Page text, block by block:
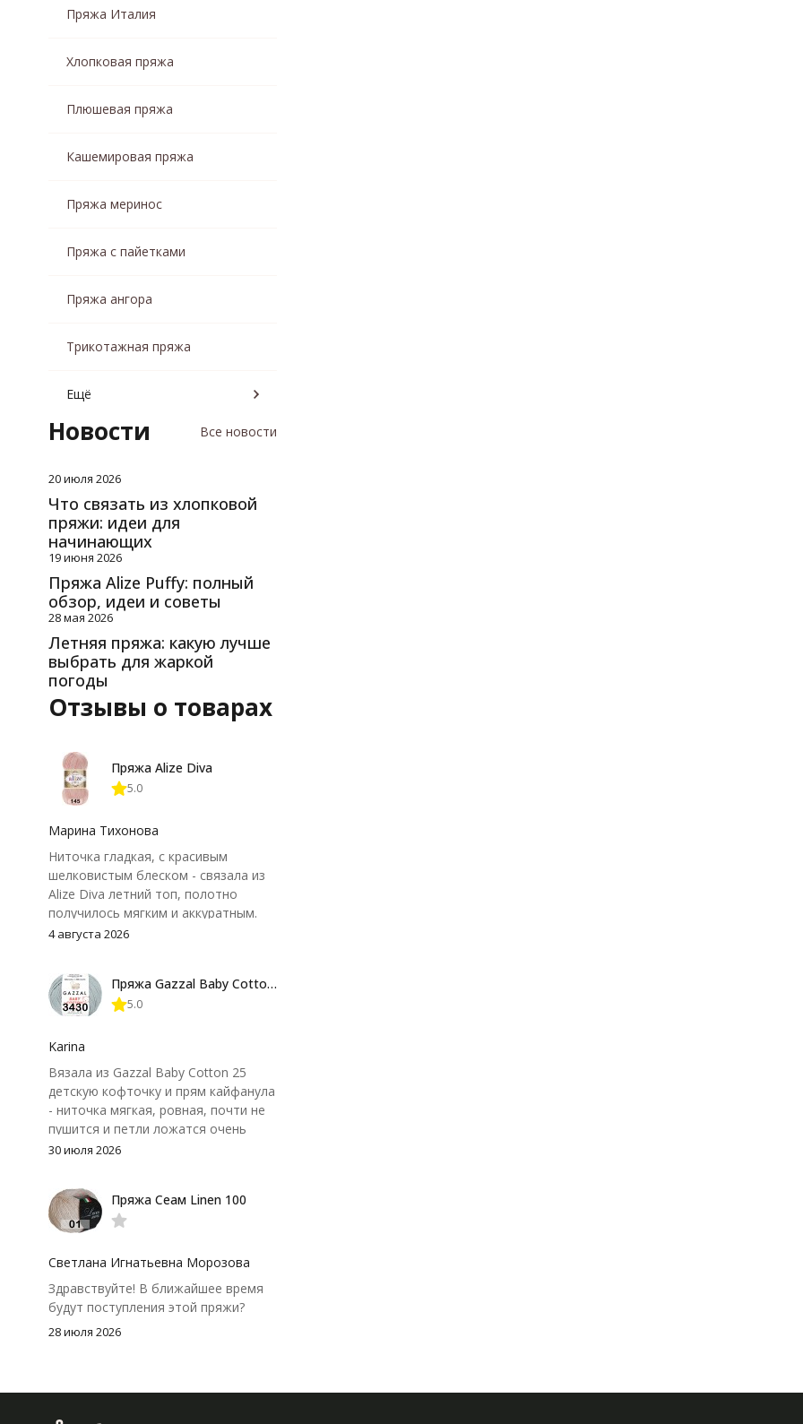
Пряжа Италия
Хлопковая пряжа
Плюшевая пряжа
Кашемировая пряжа
Пряжа меринос
Пряжа с пайетками
Пряжа ангора
Трикотажная пряжа
Ещё
Новости Все новости
20 июля 2026
Что связать из хлопковой
пряжи: идеи для
начинающих
19 июня 2026
Пряжа Alize Puffy: полный
обзор, идеи и советы
28 мая 2026
Летняя пряжа: какую лучше
выбрать для жаркой
погоды
Отзывы о товарах
Пряжа Alize Diva
5.0
Марина Тихонова
Ниточка гладкая, с красивым
шелковистым блеском - связала из
Alize Diva летний топ, полотно
получилось мягким и аккуратным.
Петли хорошо видны, вяжется
нюанс - пряжа немного скользит и
иногда расслаивается, пришлось
крючок поудобнее.
4 августа 2026
Пряжа Gazzal Baby Cotton 25
5.0
Karina
Вязала из Gazzal Baby Cotton 25
детскую кофточку и прям кайфанула
- ниточка мягкая, ровная, почти не
пушится и петли ложатся очень
аккуратно. После стирки полотно
потеряло, цвет тоже не стал
тусклее. Единственный нюанс -
моточки маленькие, расход лучше
чуть-чуть не хватило))
30 июля 2026
Пряжа Сеам Linen 100
Светлана Игнатьевна Морозова
Здравствуйте! В ближайшее время
будут поступления этой пряжи?
28 июля 2026